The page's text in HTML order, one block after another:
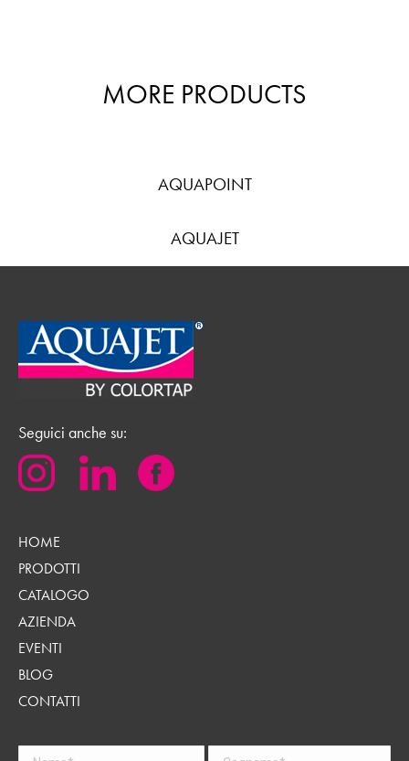
MORE PRODUCTS
AQUAPOINT
AQUAJET
Seguici anche su:
HOME
PRODOTTI
CATALOGO
AZIENDA
EVENTI
BLOG
CONTATTI